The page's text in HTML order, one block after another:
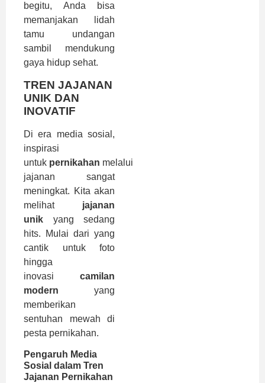
begitu, Anda bisa
memanjakan lidah
tamu undangan
sambil mendukung
gaya hidup sehat.
TREN JAJANAN
UNIK DAN
INOVATIF
Di era media sosial,
inspirasi
untuk pernikahan melalui
jajanan sangat
meningkat. Kita akan
melihat jajanan
unik yang sedang
hits. Mulai dari yang
cantik untuk foto
hingga
inovasi camilan
modern yang
memberikan
sentuhan mewah di
pesta pernikahan.
Pengaruh Media
Sosial dalam Tren
Jajanan Pernikahan